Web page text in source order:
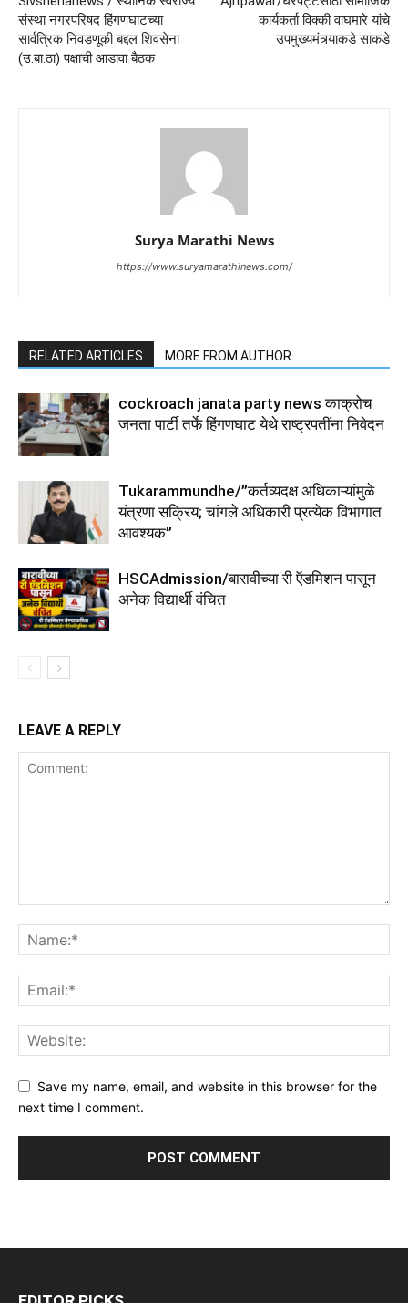
संस्था नगरपरिषद हिंगणघाटच्या
सार्वत्रिक निवडणूकी बद्दल शिवसेना
(उ.बा.ठा) पक्षाची आडावा बैठक
कार्यकर्ता विक्की वाघमारे यांचे
उपमुख्यमंत्र्याकडे साकडे
Surya Marathi News
https://www.suryamarathinews.com/
RELATED ARTICLES MORE FROM AUTHOR
cockroach janata party news काक्रोच
जनता पार्टी तर्फे हिंगणघाट येथे राष्ट्रपतींना निवेदन
Tukarammundhe/”कर्तव्यदक्ष अधिकाऱ्यांमुळे
यंत्रणा सक्रिय; चांगले अधिकारी प्रत्येक विभागात
आवश्यक”
HSCAdmission/बारावीच्या री ऍडमिशन पासून
अनेक विद्यार्थी वंचित
LEAVE A REPLY
Save my name, email, and website in this browser for the
next time I comment.